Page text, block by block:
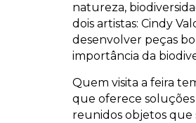
natureza,
dois artistas: Cindy
desenvolver peças
importância da
Quem visita a feira
que oferece soluções
reunidos objetos que